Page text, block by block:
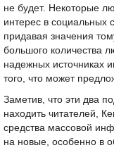
не будет. Некоторые
интерес в социальных
придавая значения
большого количества
надежных источниках
того, что может
Заметив, что эти два
находить читателей,
средства массовой
на новые, особенно в